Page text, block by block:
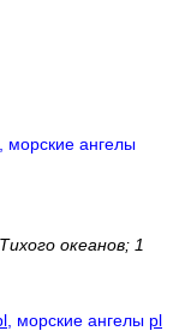
морские ангелы
океанов; 1
, морские ангелы pl